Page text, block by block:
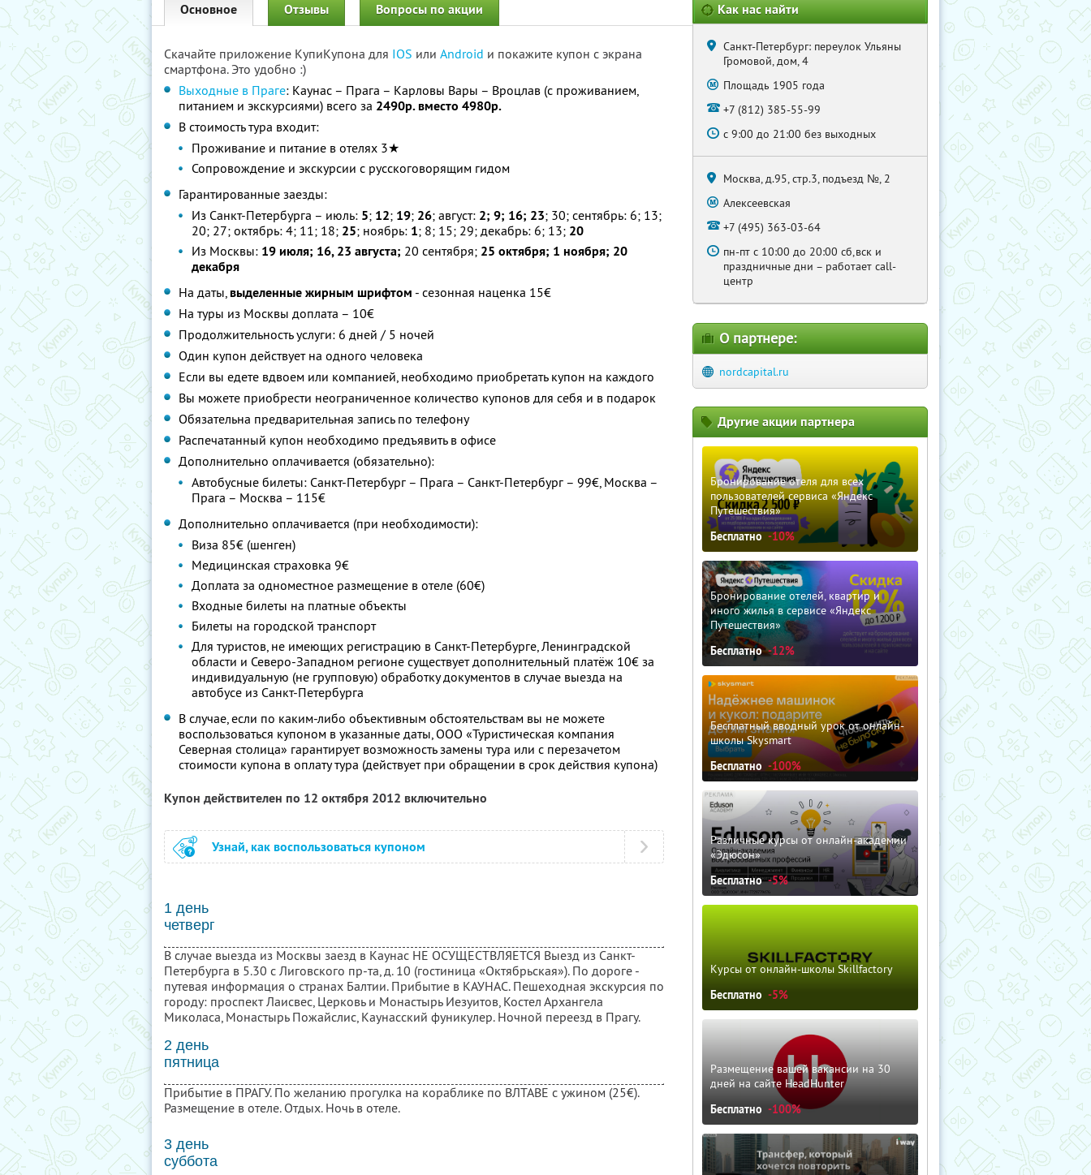
Основное Отзывы Вопросы по акции
Скачайте приложение КупиКупона для IOS или Android и покажите купон с экрана
смартфона. Это удобно :)
Выходные в Праге: Каунас – Прага – Карловы Вары – Вроцлав (с проживанием,
питанием и экскурсиями) всего за 2490р. вместо 4980р.
В стоимость тура входит:
Проживание и питание в отелях 3★
Сопровождение и экскурсии с русскоговорящим гидом
Гарантированные заезды:
Из Санкт-Петербурга – июль: 5; 12; 19; 26; август: 2; 9; 16; 23; 30; сентябрь: 6; 13;
20; 27; октябрь: 4; 11; 18; 25; ноябрь: 1; 8; 15; 29; декабрь: 6; 13; 20
Из Москвы: 19 июля; 16, 23 августа; 20 сентября; 25 октября; 1 ноября; 20
декабря
На даты,выделенные жирным шрифтом - сезонная наценка 15€
На туры из Москвы доплата – 10€
Продолжительность услуги: 6 дней / 5 ночей
Один купон действует на одного человека
Если вы едете вдвоем или компанией, необходимо приобретать купон на каждого
Вы можете приобрести неограниченное количество купонов для себя и в подарок
Обязательна предварительная запись по телефону
Распечатанный купон необходимо предъявить в офисе
Дополнительно оплачивается (обязательно):
Автобусные билеты: Санкт-Петербург – Прага – Санкт-Петербург – 99€, Москва –
Прага – Москва – 115€
Дополнительно оплачивается (при необходимости):
Виза 85€ (шенген)
Медицинская страховка 9€
Доплата за одноместное размещение в отеле (60€)
Входные билеты на платные объекты
Билеты на городской транспорт
Для туристов, не имеющих регистрацию в Санкт-Петербурге, Ленинградской
области и Северо-Западном регионе существует дополнительный платёж 10€ за
индивидуальную (не групповую) обработку документов в случае выезда на
автобусе из Санкт-Петербурга
В случае, если по каким-либо объективным обстоятельствам вы не можете
воспользоваться купоном в указанные даты, ООО «Туристическая компания
Северная столица» гарантирует возможность замены тура или с перезачетом
стоимости купона в оплату тура (действует при обращении в срок действия купона)
Купон действителен по 12 октября 2012 включительно
Узнай, как воспользоваться купоном
1 день
четверг
В случае выезда из Москвы заезд в Каунас НЕ ОСУЩЕСТВЛЯЕТСЯ Выезд из Санкт-
Петербурга в 5.30 с Лиговского пр-та, д. 10 (гостиница «Октябрьская»). По дороге -
путевая информация о странах Балтии. Прибытие в КАУНАС. Пешеходная экскурсия по
городу: проспект Лаисвес, Церковь и Монастырь Иезуитов, Костел Архангела
Миколаса, Монастырь Пожайслис, Каунасский фуникулер. Ночной переезд в Прагу.
2 день
пятница
Прибытие в ПРАГУ. По желанию прогулка на кораблике по ВЛТАВЕ с ужином (25€).
Размещение в отеле. Отдых. Ночь в отеле.
3 день
суббота
Как нас найти
Санкт-Петербург: переулок Ульяны
Громовой, дом, 4
Площадь 1905 года
+7 (812) 385-55-99
с 9:00 до 21:00 без выходных
Москва, д.95, стр.3, подъезд №, 2
Алексеевская
+7 (495) 363-03-64
пн-пт с 10:00 до 20:00 сб,вск и
праздничные дни – работает call-
центр
О партнере:
nordcapital.ru
Другие акции партнера
Бронирование отеля для всех
пользователей сервиса «Яндекс
Путешествия»
Бесплатно -10%
Бронирование отелей, квартир и
иного жилья в сервисе «Яндекс
Путешествия»
Бесплатно -12%
Бесплатный вводный урок от онлайн-
школы Skysmart
Бесплатно -100%
Различные курсы от онлайн-академии
«Эдюсон»
Бесплатно -5%
Курсы от онлайн-школы Skillfactory
Бесплатно -5%
Размещение вашей вакансии на 30
дней на сайте HeadHunter
Бесплатно -100%